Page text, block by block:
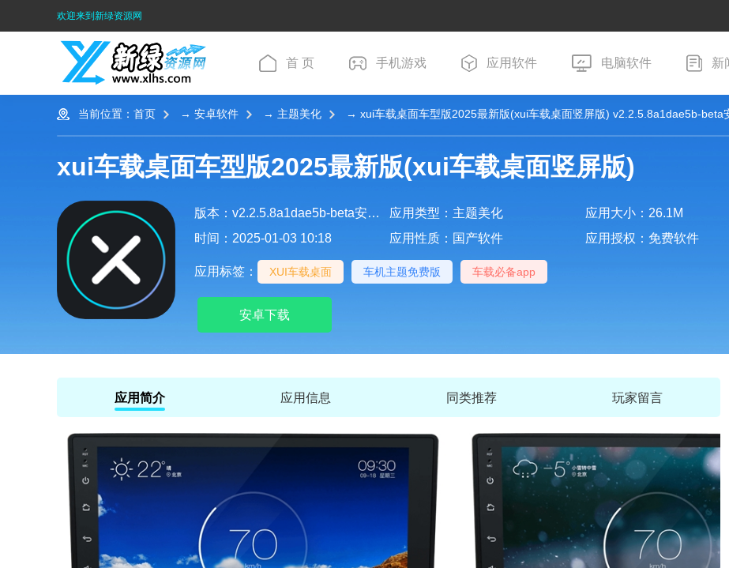
欢迎来到新绿资源网
首 页 手机游戏 应用软件 电脑软件 新
当前位置： 首页 → 安卓软件 → 主题美化 → xui车载桌面车型版2025最新版(xui车载桌面竖屏版) v2.2.5.8a1dae5b-beta
xui车载桌面车型版2025最新版(xui车载桌面竖屏版)
版本：v2.2.5.8a1dae5b-beta安卓版 应用类型：主题美化
应用大小：26.1M
时间：2025-01-03 10:18
应用性质：国产软件 应用授权：免费软件
应用标签： XUI车载桌面 车机主题免费版 车载必备app
安卓下载
应用简介 应用信息 同类推荐 玩家留言